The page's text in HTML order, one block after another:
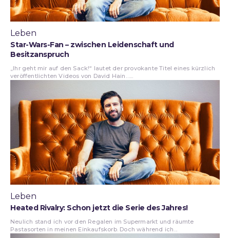
Leben
Star-Wars-Fan – zwischen Leidenschaft und
Besitzanspruch
„Ihr geht mir auf den Sack!“ lautet der provokante Titel eines kürzlich
veröffentlichten Videos von David Hain…...
Leben
Heated Rivalry: Schon jetzt die Serie des Jahres!
Neulich stand ich vor den Regalen im Supermarkt und räumte
Pastasorten in meinen Einkaufskorb. Doch während ich...